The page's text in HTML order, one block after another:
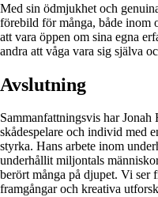
Med sin ödmjukhet och
förebild för många, både inom
att vara öppen om sina egna
andra att våga vara sig själva
Avslutning
Sammanfattningsvis har
skådespelare och individ med
styrka. Hans arbete inom
underhållit miljontals
berört många på djupet. Vi ser
framgångar och kreativa